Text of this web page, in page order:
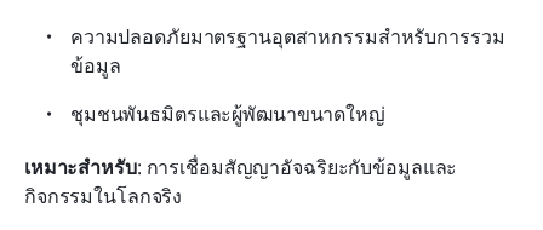
ความปลอดภัยมาตรฐานอุตสาหกรรมสำหรับการรวม
ข้อมูล
ชุมชนพันธมิตรและผู้พัฒนาขนาดใหญ่
เหมาะสำหรับ: การเชื่อมสัญญาอัจฉริยะกับข้อมูลและ
กิจกรรมในโลกจริง